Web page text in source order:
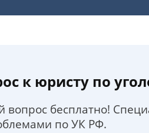
к юристу по
вопрос бесплатно!
по УК РФ.